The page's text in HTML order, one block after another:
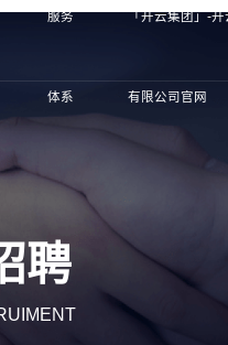
服务
体系
「开云集团」-
有限公司官网
聘